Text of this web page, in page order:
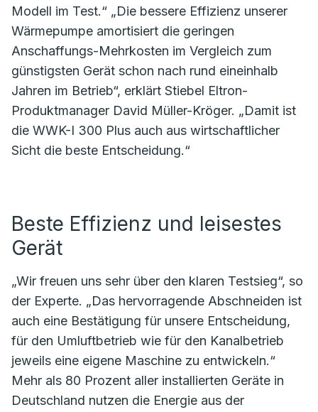
Modell im Test.“ „Die bessere Effizienz unserer
Wärmepumpe amortisiert die geringen
Anschaffungs-Mehrkosten im Vergleich zum
günstigsten Gerät schon nach rund eineinhalb
Jahren im Betrieb“, erklärt Stiebel Eltron-
Produktmanager David Müller-Kröger. „Damit ist
die WWK-I 300 Plus auch aus wirtschaftlicher
Sicht die beste Entscheidung.“
Beste Effizienz und leisestes
Gerät
„Wir freuen uns sehr über den klaren Testsieg“, so
der Experte. „Das hervorragende Abschneiden ist
auch eine Bestätigung für unsere Entscheidung,
für den Umluftbetrieb wie für den Kanalbetrieb
jeweils eine eigene Maschine zu entwickeln.“
Mehr als 80 Prozent aller installierten Geräte in
Deutschland nutzen die Energie aus der